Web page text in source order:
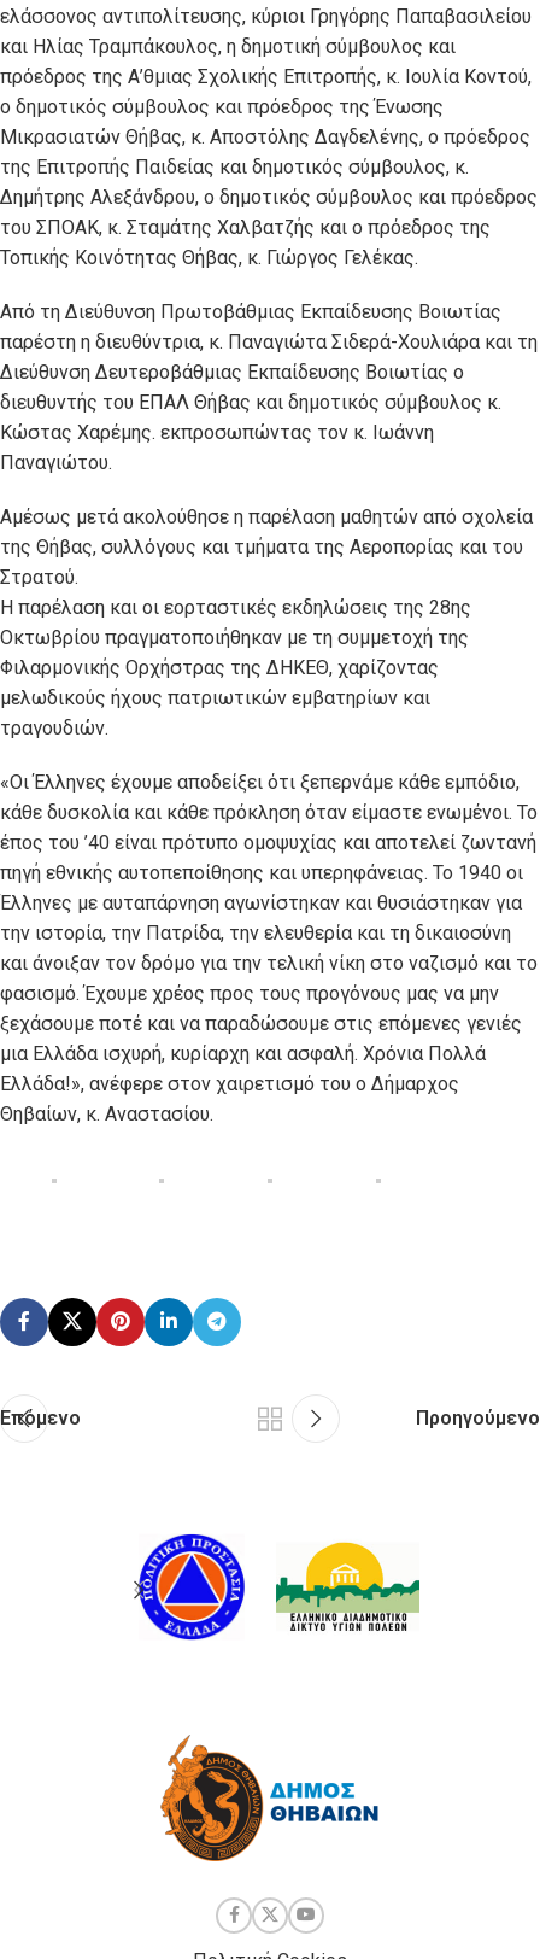
ελάσσονος αντιπολίτευσης, κύριοι Γρηγόρης Παπαβασιλείου
και Ηλίας Τραμπάκουλος, η δημοτική σύμβουλος και
πρόεδρος της Α’θμιας Σχολικής Επιτροπής, κ. Ιουλία Κοντού,
ο δημοτικός σύμβουλος και πρόεδρος της Ένωσης
Μικρασιατών Θήβας, κ. Αποστόλης Δαγδελένης, ο πρόεδρος
της Επιτροπής Παιδείας και δημοτικός σύμβουλος, κ.
Δημήτρης Αλεξάνδρου, ο δημοτικός σύμβουλος και πρόεδρος
του ΣΠΟΑΚ, κ. Σταμάτης Χαλβατζής και ο πρόεδρος της
Τοπικής Κοινότητας Θήβας, κ. Γιώργος Γελέκας.
Από τη Διεύθυνση Πρωτοβάθμιας Εκπαίδευσης Βοιωτίας
παρέστη η διευθύντρια, κ. Παναγιώτα Σιδερά-Χουλιάρα και τη
Διεύθυνση Δευτεροβάθμιας Εκπαίδευσης Βοιωτίας ο
διευθυντής του ΕΠΑΛ Θήβας και δημοτικός σύμβουλος κ.
Κώστας Χαρέμης. εκπροσωπώντας τον κ. Ιωάννη
Παναγιώτου.
Αμέσως μετά ακολούθησε η παρέλαση μαθητών από σχολεία
της Θήβας, συλλόγους και τμήματα της Αεροπορίας και του
Στρατού.
Η παρέλαση και οι εορταστικές εκδηλώσεις της 28ης
Οκτωβρίου πραγματοποιήθηκαν με τη συμμετοχή της
Φιλαρμονικής Ορχήστρας της ΔΗΚΕΘ, χαρίζοντας
μελωδικούς ήχους πατριωτικών εμβατηρίων και
τραγουδιών.
«Οι Έλληνες έχουμε αποδείξει ότι ξεπερνάμε κάθε εμπόδιο,
κάθε δυσκολία και κάθε πρόκληση όταν είμαστε ενωμένοι. Το
έπος του ’40 είναι πρότυπο ομοψυχίας και αποτελεί ζωντανή
πηγή εθνικής αυτοπεποίθησης και υπερηφάνειας. Το 1940 οι
Έλληνες με αυταπάρνηση αγωνίστηκαν και θυσιάστηκαν για
την ιστορία, την Πατρίδα, την ελευθερία και τη δικαιοσύνη
και άνοιξαν τον δρόμο για την τελική νίκη στο ναζισμό και το
φασισμό. Έχουμε χρέος προς τους προγόνους μας να μην
ξεχάσουμε ποτέ και να παραδώσουμε στις επόμενες γενιές
μια Ελλάδα ισχυρή, κυρίαρχη και ασφαλή. Χρόνια Πολλά
Ελλάδα!», ανέφερε στον χαιρετισμό του ο Δήμαρχος
Θηβαίων, κ. Αναστασίου.
Επόμενο Προηγούμενο